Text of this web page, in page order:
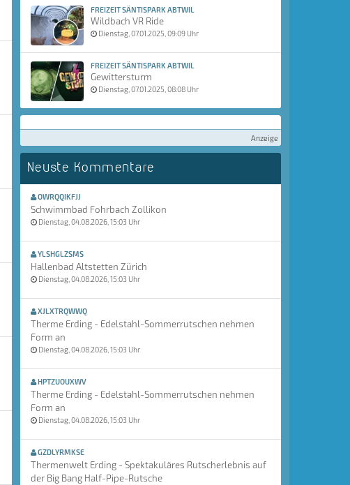
FREIZEIT SÄNTISPARK ABTWIL
Wildbach VR Ride
Dienstag, 07.01.2025, 09:09 Uhr
FREIZEIT SÄNTISPARK ABTWIL
Gewittersturm
Dienstag, 07.01.2025, 08:08 Uhr
Anzeige
Neuste Kommentare
OWRQQIKFJJ
Schwimmbad Fohrbach Zollikon
Dienstag, 04.08.2026, 15:03 Uhr
YLSHGLZSMS
Hallenbad Altstetten Zürich
Dienstag, 04.08.2026, 15:03 Uhr
XJLXTRQWWQ
Therme Erding - Edelstahl-Sommerrutschen nehmen
Form an
Dienstag, 04.08.2026, 15:03 Uhr
HPTZUOUXWV
Therme Erding - Edelstahl-Sommerrutschen nehmen
Form an
Dienstag, 04.08.2026, 15:03 Uhr
GZDLYRMKSE
Thermenwelt Erding - Spektakuläres Rutscherlebnis auf
der Big Bang Half-Pipe-Rutsche